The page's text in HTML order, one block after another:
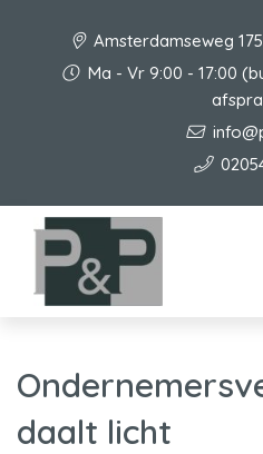
Amsterdamseweg
Ma - Vr 9:00 - 17:00
daalt licht